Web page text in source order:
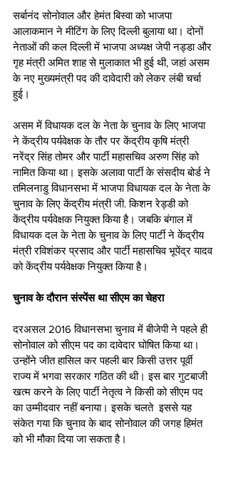
सर्बानंद सोनोवाल और हेमंत बिस्वा को भाजपा
आलाकमान ने मीटिंग के लिए दिल्ली बुलाया था। दोनों
नेताओं की कल दिल्ली में भाजपा अध्यक्ष जेपी नड्डा और
गृह मंत्री अमित शाह से मुलाकात भी हुई थी, जहां असम
के नए मुख्यमंत्री पद की दावेदारी को लेकर लंबी चर्चा
हुई।
असम में विधायक दल के नेता के चुनाव के लिए भाजपा
ने केंद्रीय पर्यवेक्षक के तौर पर केंद्रीय कृषि मंत्री
नरेंद्र सिंह तोमर और पार्टी महासचिव अरुण सिंह को
नामित किया था। इसके अलावा पार्टी के संसदीय बोर्ड ने
तमिलनाडु विधानसभा में भाजपा विधायक दल के नेता के
चुनाव के लिए केंद्रीय मंत्री जी. किशन रेड्डी को
केंद्रीय पर्यवेक्षक नियुक्त किया है। जबकि बंगाल में
विधायक दल के नेता के चुनाव के लिए पार्टी ने केंद्रीय
मंत्री रविशंकर प्रसाद और पार्टी महासचिव भूपेंद्र यादव
को केंद्रीय पर्यवेक्षक नियुक्त किया है।
चुनाव के दौरान संस्पेंस था सीएम का चेहरा
दरअसल 2016 विधानसभा चुनाव में बीजेपी ने पहले ही
सोनोवाल को सीएम पद का दावेदार घोषित किया था।
उन्होंने जीत हासिल कर पहली बार किसी उत्तर पूर्वी
राज्य में भगवा सरकार गठित की थी। इस बार गुटबाजी
खत्म करने के लिए पार्टी नेतृत्व ने किसी को सीएम पद
का उम्मीदवार नहीं बनाया। इसके चलते  इससे यह
संकेत गया कि चुनाव के बाद सोनोवाल की जगह हिमंत
को भी मौका दिया जा सकता है।